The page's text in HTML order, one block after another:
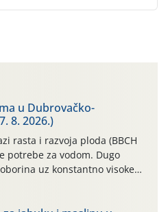
u Dubrovačko-
8. 2026.)
rasta i razvoja ploda (BBCH
potrebe za vodom. Dugo
uz konstantno visoke
na rast i razvoj ploda, a
nastaviti. Primjeri